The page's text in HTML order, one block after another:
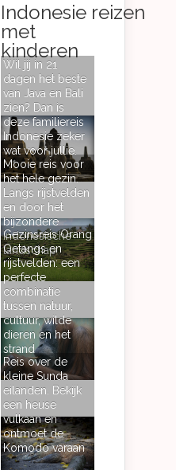
Indonesie reizen
met
kinderen
Wil jij in 21
dagen het beste
van Java en Bali
zien? Dan is
deze familiereis
Indonesie zeker
wat voor jullie.
Mooie reis voor
het hele gezin.
Langs rijstvelden
en door het
bijzondere
Indonesische
landschap
Gezinsreis Orang
Oetangs en
rijstvelden: een
perfecte
combinatie
tussen natuur,
cultuur, wilde
dieren en het
strand
Reis over de
kleine Sunda
eilanden. Bekijk
een heuse
vulkaan en
ontmoet de
Komodo varaan